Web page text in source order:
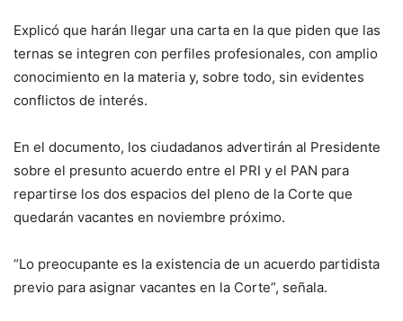
Explicó que harán llegar una carta en la que piden que las
ternas se integren con perfiles profesionales, con amplio
conocimiento en la materia y, sobre todo, sin evidentes
conflictos de interés.
En el documento, los ciudadanos advertirán al Presidente
sobre el presunto acuerdo entre el PRI y el PAN para
repartirse los dos espacios del pleno de la Corte que
quedarán vacantes en noviembre próximo.
“Lo preocupante es la existencia de un acuerdo partidista
previo para asignar vacantes en la Corte”, señala.